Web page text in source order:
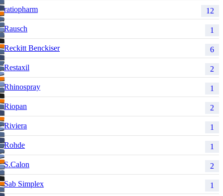
ratiopharm 12
Rausch 1
Reckitt Benckiser 6
Restaxil 2
Rhinospray 1
Riopan 2
Riviera 1
Rohde 1
S.Calon 2
Sab Simplex 1